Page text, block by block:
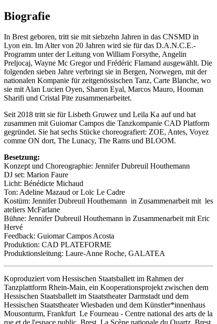
Biografie
In Brest geboren, tritt sie mit siebzehn Jahren in das CNSMD in
Lyon ein. Im Alter von 20 Jahren wird sie für das D.A.N.C.E.-
Programm unter der Leitung von William Forsythe, Angelin
Preljocaj, Wayne Mc Gregor und Frédéric Flamand ausgewählt. Die
folgenden sieben Jahre verbringt sie in Bergen, Norwegen, mit der
nationalen Kompanie für zeitgenössischen Tanz, Carte Blanche, wo
sie mit Alan Lucien Oyen, Sharon Eyal, Marcos Mauro, Hooman
Sharifi und Cristal Pite zusammenarbeitet.
Seit 2018 tritt sie für Lisbeth Gruwez und Leila Ka auf und hat
zusammen mit Guiomar Campos die Tanzkompanie CAD Platform
gegründet. Sie hat sechs Stücke choreografiert: ZOE, Antes, Voyez
comme ON dort, The Lunacy, The Rams und BLOOM.
Besetzung:
Konzept und Choreographie: Jennifer Dubreuil Houthemann
DJ set: Marion Faure
Licht: Bénédicte Michaud
Ton: Adeline Mazaud or Loïc Le Cadre
Kostüm: Jennifer Dubreuil Houthemann in Zusammenarbeit mit les
ateliers McFarlane
Bühne: Jennifer Dubreuil Houthemann in Zusammenarbeit mit Eric
Hervé
Feedback: Guiomar Campos Acosta
Produktion: CAD PLATEFORME
Produktionsleitung: Laure-Anne Roche, GALATEA
Koproduziert vom Hessischen Staatsballett im Rahmen der
Tanzplattform Rhein-Main, ein Kooperationsprojekt zwischen dem
Hessischen Staatsballett im Staatstheater Darmstadt und dem
Hessischen Staatstheater Wiesbaden und dem Künstler*innenhaus
Mousonturm, Frankfurt Le Fourneau - Centre national des arts de la
rue et de l'espace public, Brest La Scène nationale du Quartz, Brest